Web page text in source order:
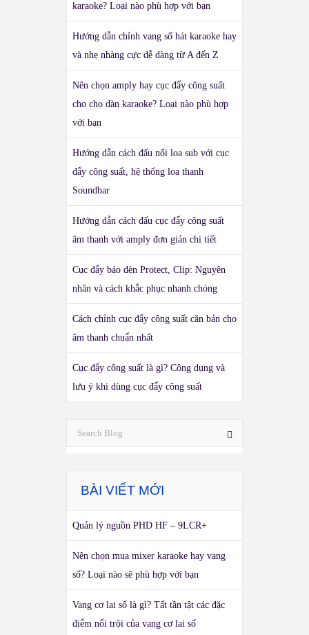
karaoke? Loại nào phù hợp với bạn
Hướng dẫn chỉnh vang số hát karaoke hay
và nhẹ nhàng cực dễ dàng từ A đến Z
Nên chọn amply hay cục đẩy công suất
cho cho dàn karaoke? Loại nào phù hợp
với bạn
Hướng dẫn cách đấu nối loa sub với cục
đẩy công suất, hệ thống loa thanh
Soundbar
Hướng dẫn cách đấu cục đẩy công suất
âm thanh với amply đơn giản chi tiết
Cục đẩy báo đèn Protect, Clip: Nguyên
nhân và cách khắc phục nhanh chóng
Cách chỉnh cục đẩy công suất căn bản cho
âm thanh chuẩn nhất
Cục đẩy công suất là gì? Công dụng và
lưu ý khi dùng cục đẩy công suất
BÀI VIẾT MỚI
Quản lý nguồn PHD HF – 9LCR+
Nên chọn mua mixer karaoke hay vang
số? Loại nào sẽ phù hợp với bạn
Vang cơ lai số là gì? Tất tần tật các đặc
điểm nổi trội của vang cơ lai số